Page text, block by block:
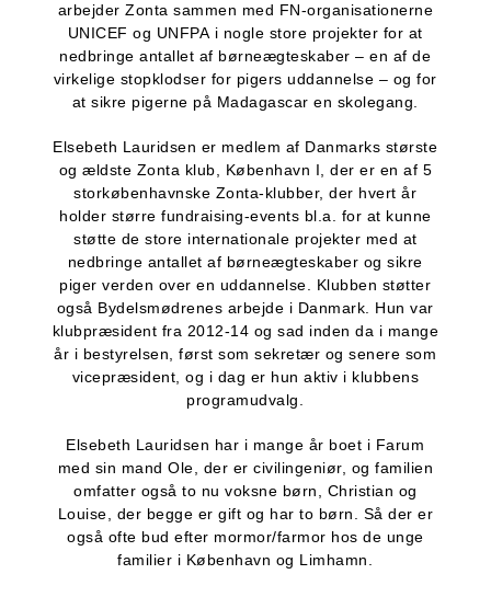
arbejder Zonta sammen med FN-organisationerne
UNICEF og UNFPA i nogle store projekter for at
nedbringe antallet af børneægteskaber – en af de
virkelige stopklodser for pigers uddannelse – og for
at sikre pigerne på Madagascar en skolegang.
Elsebeth Lauridsen er medlem af Danmarks største
og ældste Zonta klub, København I, der er en af 5
storkøbenhavnske Zonta-klubber, der hvert år
holder større fundraising-events bl.a. for at kunne
støtte de store internationale projekter med at
nedbringe antallet af børneægteskaber og sikre
piger verden over en uddannelse. Klubben støtter
også Bydelsmødrenes arbejde i Danmark. Hun var
klubpræsident fra 2012-14 og sad inden da i mange
år i bestyrelsen, først som sekretær og senere som
vicepræsident, og i dag er hun aktiv i klubbens
programudvalg.
Elsebeth Lauridsen har i mange år boet i Farum
med sin mand Ole, der er civilingeniør, og familien
omfatter også to nu voksne børn, Christian og
Louise, der begge er gift og har to børn. Så der er
også ofte bud efter mormor/farmor hos de unge
familier i København og Limhamn.